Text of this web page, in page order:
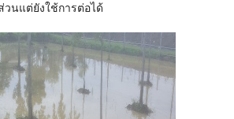
วนแต่ยังใช้การต่อได้